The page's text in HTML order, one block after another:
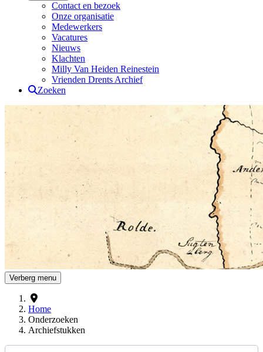
Contact en bezoek
Onze organisatie
Medewerkers
Vacatures
Nieuws
Klachten
Milly Van Heiden Reinestein
Vrienden Drents Archief
Zoeken
Drents Archief
Verberg menu
Home
Onderzoeken
Archiefstukken